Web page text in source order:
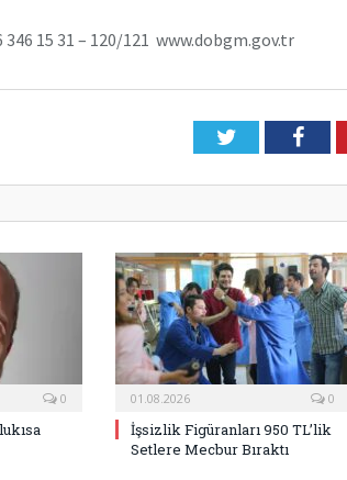
346 15 31 – 120/121 www.dobgm.gov.tr
Twitter
0 01.08.2026 0
İşsizlik Figüranları 950 TL’lik
Setlere Mecbur Bıraktı